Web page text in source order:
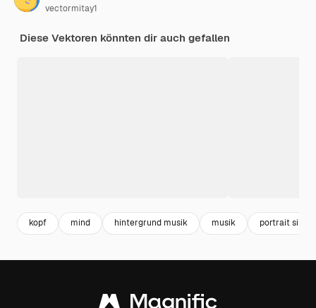
vectormitay1
Diese Vektoren könnten dir auch gefallen
kopf mind hintergrund musik musik portrait